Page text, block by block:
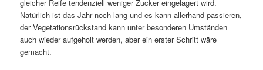
gleicher Reife tendenziell weniger Zucker eingelagert wird.
Natürlich ist das Jahr noch lang und es kann allerhand passieren,
der Vegetationsrückstand kann unter besonderen Umständen
auch wieder aufgeholt werden, aber ein erster Schritt wäre
gemacht.